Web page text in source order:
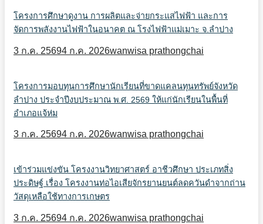
โครงการศึกษาดูงาน การผลิตและจ่ายกระแสไฟฟ้า และการ
จัดการพลังงานไฟฟ้าในอนาคต ณ โรงไฟฟ้าแม่เมาะ จ.ลำปาง
3 ก.ค. 25694 ก.ค. 2026wanwisa prathongchai
โครงการมอบทุนการศึกษานักเรียนที่ขาดแคลนทุนทรัพย์จังหวัด
ลำปาง ประจำปีงบประมาณ พ.ศ. 2569 ให้แก่นักเรียนในพื้นที่
อำเภอแจ้ห่ม
3 ก.ค. 25694 ก.ค. 2026wanwisa prathongchai
เข้าร่วมแข่งขัน โครงงานวิทยาศาสตร์ อาชีวศึกษา ประเภทสิ่ง
ประดิษฐ์ เรื่อง โครงงานท่อไอเสียจักรยานยนต์ลดควันดำจากถ่าน
วัสดุเหลือใช้ทางการเกษตร
3 ก.ค. 25694 ก.ค. 2026wanwisa prathongchai